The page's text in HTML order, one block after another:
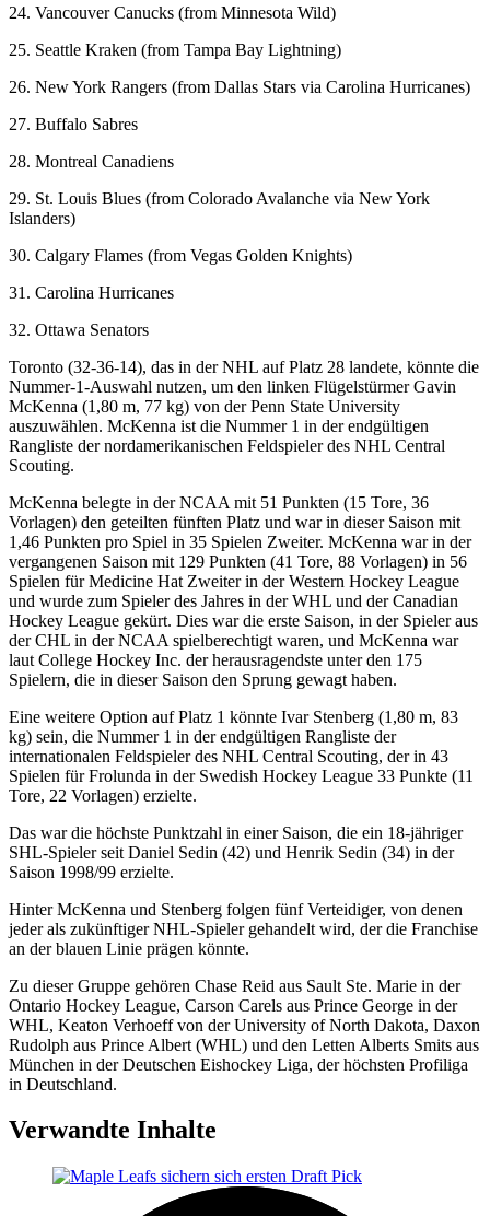
24. Vancouver Canucks (from Minnesota Wild)
25. Seattle Kraken (from Tampa Bay Lightning)
26. New York Rangers (from Dallas Stars via Carolina Hurricanes)
27. Buffalo Sabres
28. Montreal Canadiens
29. St. Louis Blues (from Colorado Avalanche via New York
Islanders)
30. Calgary Flames (from Vegas Golden Knights)
31. Carolina Hurricanes
32. Ottawa Senators
Toronto (32-36-14), das in der NHL auf Platz 28 landete, könnte die
Nummer-1-Auswahl nutzen, um den linken Flügelstürmer Gavin
McKenna (1,80 m, 77 kg) von der Penn State University
auszuwählen. McKenna ist die Nummer 1 in der endgültigen
Rangliste der nordamerikanischen Feldspieler des NHL Central
Scouting.
McKenna belegte in der NCAA mit 51 Punkten (15 Tore, 36
Vorlagen) den geteilten fünften Platz und war in dieser Saison mit
1,46 Punkten pro Spiel in 35 Spielen Zweiter. McKenna war in der
vergangenen Saison mit 129 Punkten (41 Tore, 88 Vorlagen) in 56
Spielen für Medicine Hat Zweiter in der Western Hockey League
und wurde zum Spieler des Jahres in der WHL und der Canadian
Hockey League gekürt. Dies war die erste Saison, in der Spieler aus
der CHL in der NCAA spielberechtigt waren, und McKenna war
laut College Hockey Inc. der herausragendste unter den 175
Spielern, die in dieser Saison den Sprung gewagt haben.
Eine weitere Option auf Platz 1 könnte Ivar Stenberg (1,80 m, 83
kg) sein, die Nummer 1 in der endgültigen Rangliste der
internationalen Feldspieler des NHL Central Scouting, der in 43
Spielen für Frolunda in der Swedish Hockey League 33 Punkte (11
Tore, 22 Vorlagen) erzielte.
Das war die höchste Punktzahl in einer Saison, die ein 18-jähriger
SHL-Spieler seit Daniel Sedin (42) und Henrik Sedin (34) in der
Saison 1998/99 erzielte.
Hinter McKenna und Stenberg folgen fünf Verteidiger, von denen
jeder als zukünftiger NHL-Spieler gehandelt wird, der die Franchise
an der blauen Linie prägen könnte.
Zu dieser Gruppe gehören Chase Reid aus Sault Ste. Marie in der
Ontario Hockey League, Carson Carels aus Prince George in der
WHL, Keaton Verhoeff von der University of North Dakota, Daxon
Rudolph aus Prince Albert (WHL) und den Letten Alberts Smits aus
München in der Deutschen Eishockey Liga, der höchsten Profiliga
in Deutschland.
Verwandte Inhalte